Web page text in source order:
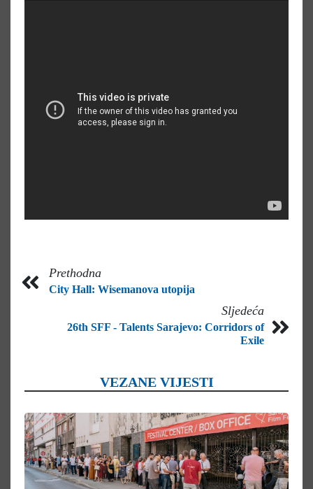
Prethodna
City Hall: Wisemanova utopija
Sljedeća
26th SFF - Talents Sarajevo: Corridors of
Exile
VEZANE VIJESTI